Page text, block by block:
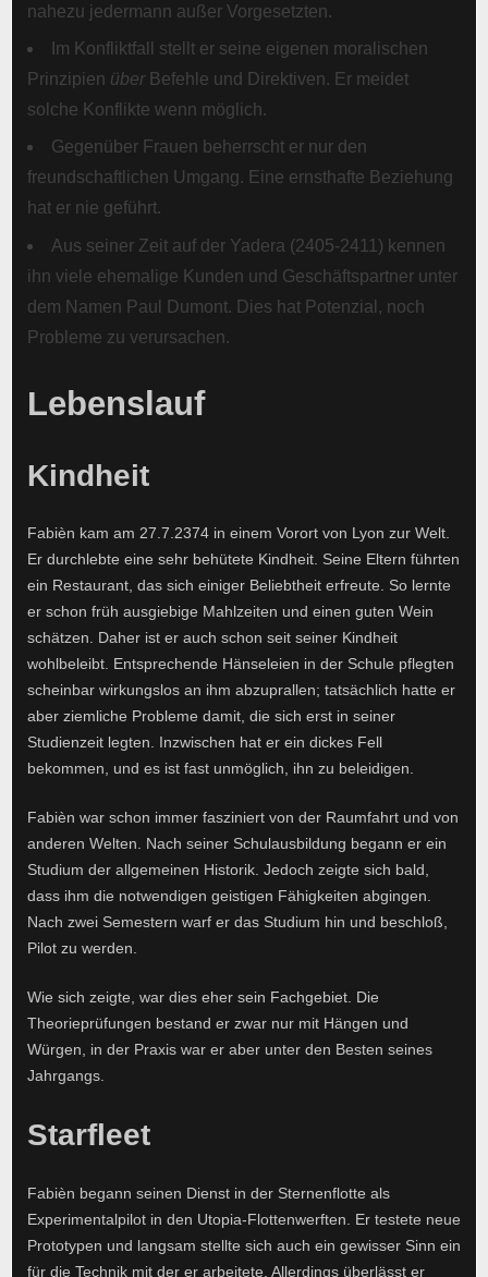
nahezu jedermann außer Vorgesetzten.
Im Konfliktfall stellt er seine eigenen moralischen
Prinzipien überBefehle und Direktiven. Er meidet
solche Konflikte wenn möglich.
Gegenüber Frauen beherrscht er nur den
freundschaftlichen Umgang. Eine ernsthafte Beziehung
hat er nie geführt.
Aus seiner Zeit auf der Yadera (2405-2411) kennen
ihn viele ehemalige Kunden und Geschäftspartner unter
dem Namen Paul Dumont. Dies hat Potenzial, noch
Probleme zu verursachen.
Lebenslauf
Kindheit
Fabièn kam am 27.7.2374 in einem Vorort von Lyon zur Welt.
Er durchlebte eine sehr behütete Kindheit. Seine Eltern führten
ein Restaurant, das sich einiger Beliebtheit erfreute. So lernte
er schon früh ausgiebige Mahlzeiten und einen guten Wein
schätzen. Daher ist er auch schon seit seiner Kindheit
wohlbeleibt. Entsprechende Hänseleien in der Schule pflegten
scheinbar wirkungslos an ihm abzuprallen; tatsächlich hatte er
aber ziemliche Probleme damit, die sich erst in seiner
Studienzeit legten. Inzwischen hat er ein dickes Fell
bekommen, und es ist fast unmöglich, ihn zu beleidigen.
Fabièn war schon immer fasziniert von der Raumfahrt und von
anderen Welten. Nach seiner Schulausbildung begann er ein
Studium der allgemeinen Historik. Jedoch zeigte sich bald,
dass ihm die notwendigen geistigen Fähigkeiten abgingen.
Nach zwei Semestern warf er das Studium hin und beschloß,
Pilot zu werden.
Wie sich zeigte, war dies eher sein Fachgebiet. Die
Theorieprüfungen bestand er zwar nur mit Hängen und
Würgen, in der Praxis war er aber unter den Besten seines
Jahrgangs.
Starfleet
Fabièn begann seinen Dienst in der Sternenflotte als
Experimentalpilot in den Utopia-Flottenwerften. Er testete neue
Prototypen und langsam stellte sich auch ein gewisser Sinn ein
für die Technik mit der er arbeitete. Allerdings überlässt er